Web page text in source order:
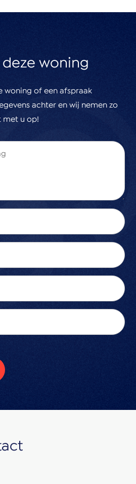
woning
woning of een afspraak
achter en wij nemen zo
met u op!